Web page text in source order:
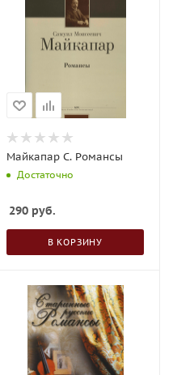
Майкапар С. Романсы
Достаточно
290 руб.
В КОРЗИНУ